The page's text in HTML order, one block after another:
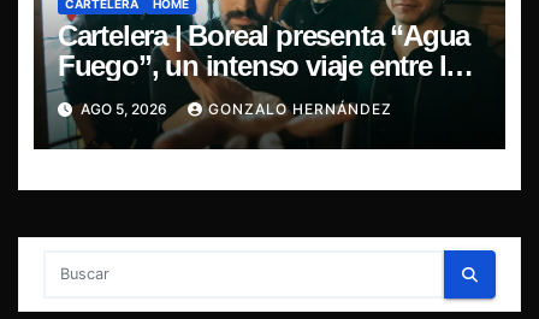
CARTELERA HOME
Cartelera | Boreal presenta “Agua
Fuego”, un intenso viaje entre la
pasión y la desilusión
AGO 5, 2026 GONZALO HERNÁNDEZ